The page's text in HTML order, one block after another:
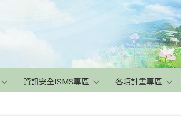
資訊安全ISMS專區 各項計畫專區